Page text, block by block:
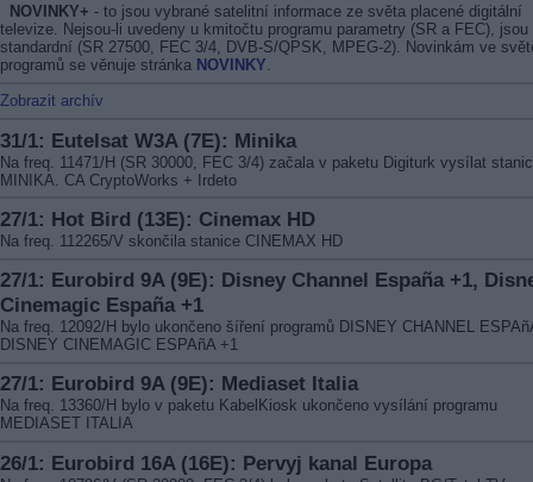
NOVINKY+ - to jsou vybrané satelitní informace ze světa placené digitální
televize. Nejsou-li uvedeny u kmitočtu programu parametry (SR a FEC), jsou
standardní (SR 27500, FEC 3/4, DVB-S/QPSK, MPEG-2). Novinkám ve
programů se věnuje stránka NOVINKY
Zobrazit archív
31/1: Eutelsat W3A (7E): Minika
Na freq. 11471/H (SR 30000, FEC 3/4) začala v paketu Digiturk vysílat
MINIKA. CA CryptoWorks + Irdeto
27/1: Hot Bird (13E): Cinemax HD
Na freq. 112265/V skončila stanice CINEMAX HD
27/1: Eurobird 9A (9E): Disney Channel España +1,
Cinemagic España +1
Na freq. 12092/H bylo ukončeno šíření programů DISNEY CHANNEL
DISNEY CINEMAGIC ESPAñA +1
27/1: Eurobird 9A (9E): Mediaset Italia
Na freq. 13360/H bylo v paketu KabelKiosk ukončeno vysílání programu
MEDIASET ITALIA
26/1: Eurobird 16A (16E): Pervyj kanal Europa